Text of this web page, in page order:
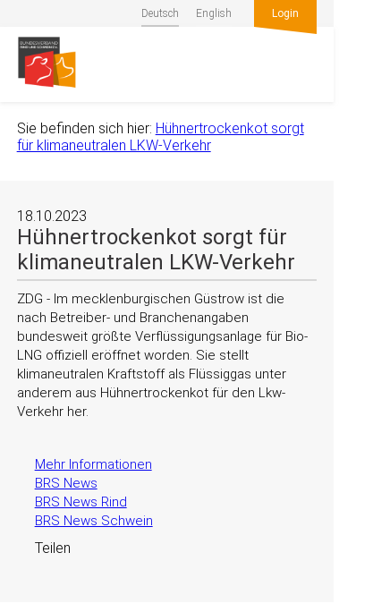
Deutsch English Login
Sie befinden sich hier: Hühnertrockenkot sorgt
für klimaneutralen LKW-Verkehr
18.10.2023
Hühnertrockenkot sorgt für
klimaneutralen LKW-Verkehr
ZDG - Im mecklenburgischen Güstrow ist die
nach Betreiber- und Branchenangaben
bundesweit größte Verflüssigungsanlage für Bio-
LNG offiziell eröffnet worden. Sie stellt
klimaneutralen Kraftstoff als Flüssiggas unter
anderem aus Hühnertrockenkot für den Lkw-
Verkehr her.
Mehr Informationen
BRS News
BRS News Rind
BRS News Schwein
Teilen